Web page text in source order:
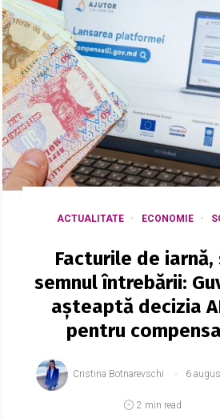
ACTUALITATE ECONOMIE
Facturile de iarnă,
semnul întrebării:
așteaptă decizia
pentru
Cristina Botnarevschi 6
2 min read